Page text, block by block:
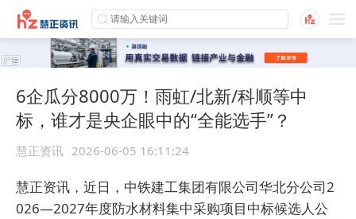
6企瓜分8000万！雨虹/北新/科顺等中
标，谁才是央企眼中的“全能选手”？
慧正资讯 2026-06-05 16:11:24
慧正资讯，近日，中铁建工集团有限公司华北分公司2
026—2027年度防水材料集中采购项目中标候选人公